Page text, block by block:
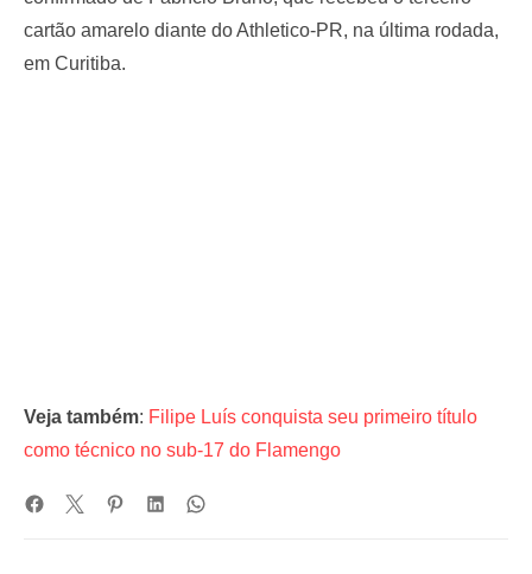
cartão amarelo diante do Athletico-PR, na última rodada,
em Curitiba.
Veja também: Filipe Luís conquista seu primeiro título
como técnico no sub-17 do Flamengo